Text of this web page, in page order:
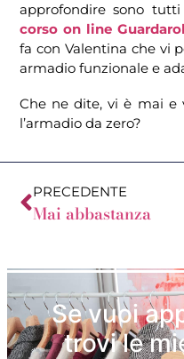
approfondire sono
corso on line
fa con Valentina che vi
armadio funzionale e
Che ne dite, vi è mai e
l’armadio da zero?
PRECEDENTE
Mai abbastanza
Se vuoi
trovi le